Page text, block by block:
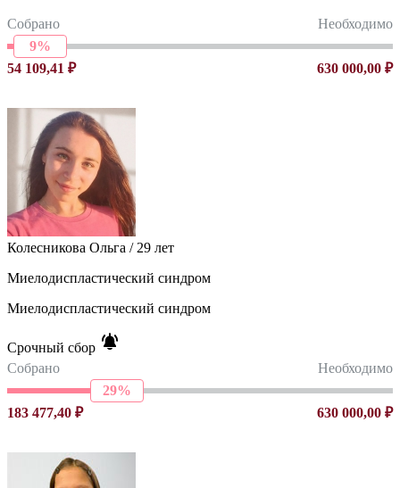
Собрано
Необходимо
9%
54 109,41 ₽
630 000,00 ₽
Колесникова Ольга / 29 лет
Миелодиспластический синдром
Миелодиспластический синдром
Срочный сбор
Собрано
Необходимо
29%
183 477,40 ₽
630 000,00 ₽